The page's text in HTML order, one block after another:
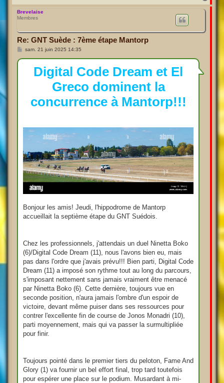
a
Brevelaise
Membres
Re: GNT Suède : 7ème étape Mantorp
Msam. 21 juin 2025 14:35
Digital Code Dream et El
Greco dominent la
concurrence à Mantorp!!!
Bonjour les amis! Jeudi, l'hippodrome de Mantorp
accueillait la septième étape du GNT Suédois.
Chez les professionnels, j'attendais un duel Ninetta Boko
(6)/Digital Code Dream (11), nous l'avons bien eu, mais
pas dans l'ordre que j'avais prévu!!! Bien parti, Digital Code
Dream (11) a imposé son rythme tout au long du parcours,
s'imposant nettement sans jamais vraiment être menacé
par Ninetta Boko (6). Cette dernière, toujours vue en
seconde position, n'aura jamais l'ombre d'un espoir de
victoire, devant même puiser dans ses ressources pour
contrer l'excellente fin de course de Jonos Monadri (10),
parti moyennement, mais qui va passer la surmultipliée
pour finir.
Toujours pointé dans le premier tiers du peloton, Fame And
Glory (1) va fournir un bel effort final, trop tard toutefois
pour espérer une place sur le podium. Musardant à mi-